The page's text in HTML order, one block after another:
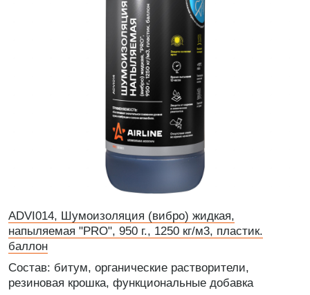
ADVI014, Шумоизоляция (вибро) жидкая,
напыляемая "PRO", 950 г., 1250 кг/м3, пластик.
баллон
Состав: битум, органические растворители,
резиновая крошка, функциональные добавка